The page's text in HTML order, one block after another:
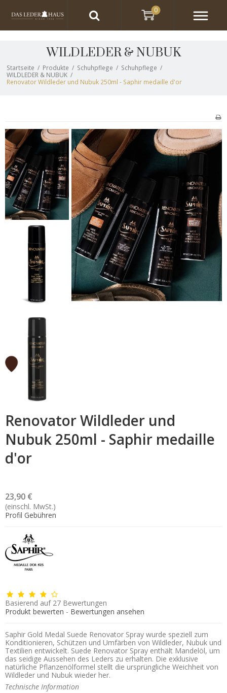
WILDLEDER & NUBUK
Startseite / Produkte / Schuhpflege / Schuhpflege /
WILDLEDER & NUBUK /
Renovator Wildleder und Nubuk 250ml - Saphir medaille d'or
Renovator Wildleder und
Nubuk 250ml - Saphir medaille
d'or
23,90 €
(einschl. MwSt.)
Profil Gebühren
Basierend auf 27 Bewertungen
Produkt bewerten - Bewertungen ansehen
Saphir Gold Medal Suede Renovator Spray wurde speziell zum
Konditionieren, Schützen und Umfärben von Wildleder, Nubuk und
Textilien entwickelt. Suede Renovator Spray enthält Mandelöl, um
das seidige Aussehen des Leders zu erhalten. Die exklusive
natürliche Pflanzenölformel stellt die ursprüngliche Weichheit von
Wildleder und Nubuk wieder her.
Technische Information
0